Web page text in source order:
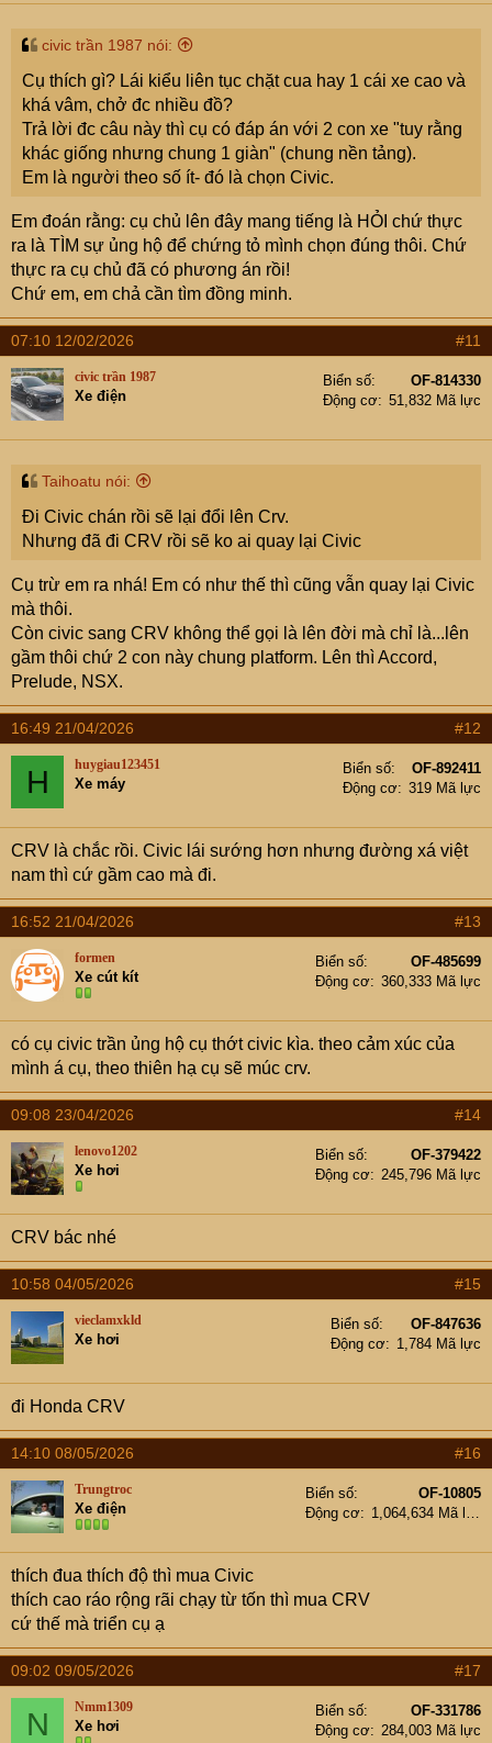
civic trần 1987 nói:
Cụ thích gì? Lái kiểu liên tục chặt cua hay 1 cái xe cao và
khá vâm, chở đc nhiều đồ?
Trả lời đc câu này thì cụ có đáp án với 2 con xe "tuy rằng
khác giống nhưng chung 1 giàn" (chung nền tảng).
Em là người theo số ít- đó là chọn Civic.
Em đoán rằng: cụ chủ lên đây mang tiếng là HỎI chứ thực
ra là TÌM sự ủng hộ để chứng tỏ mình chọn đúng thôi. Chứ
thực ra cụ chủ đã có phương án rồi!
Chứ em, em chả cần tìm đồng minh.
07:10 12/02/2026 #11
civic trần 1987
Xe điện
Biển số
OF-814330
Động cơ
51,832 Mã lực
Taihoatu nói:
Đi Civic chán rồi sẽ lại đổi lên Crv.
Nhưng đã đi CRV rồi sẽ ko ai quay lại Civic
Cụ trừ em ra nhá! Em có như thế thì cũng vẫn quay lại Civic
mà thôi.
Còn civic sang CRV không thể gọi là lên đời mà chỉ là...lên
gầm thôi chứ 2 con này chung platform. Lên thì Accord,
Prelude, NSX.
16:49 21/04/2026 #12
H huygiau123451
Xe máy
Biển số
OF-892411
Động cơ
319 Mã lực
CRV là chắc rồi. Civic lái sướng hơn nhưng đường xá việt
nam thì cứ gầm cao mà đi.
16:52 21/04/2026 #13
formen
Xe cút kít
Biển số
OF-485699
Động cơ
360,333 Mã lực
có cụ civic trần ủng hộ cụ thớt civic kìa. theo cảm xúc của
mình á cụ, theo thiên hạ cụ sẽ múc crv.
09:08 23/04/2026 #14
lenovo1202
Xe hơi
Biển số
OF-379422
Động cơ
245,796 Mã lực
CRV bác nhé
10:58 04/05/2026 #15
vieclamxkld
Xe hơi
Biển số
OF-847636
Động cơ
1,784 Mã lực
đi Honda CRV
14:10 08/05/2026 #16
Trungtroc
Xe điện
Biển số
OF-10805
Động cơ
1,064,634 Mã lực
thích đua thích độ thì mua Civic
thích cao ráo rộng rãi chạy từ tốn thì mua CRV
cứ thế mà triển cụ ạ
09:02 09/05/2026 #17
N Nmm1309
Xe hơi
Biển số
OF-331786
Động cơ
284,003 Mã lực